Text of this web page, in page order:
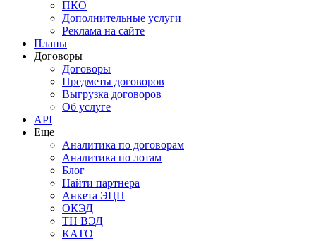
ПКО
Дополнительные услуги
Реклама на сайте
Планы
Договоры
Договоры
Предметы договоров
Выгрузка договоров
Об услуге
API
Еще
Аналитика по договорам
Аналитика по лотам
Блог
Найти партнера
Анкета ЭЦП
ОКЭД
ТН ВЭД
КАТО